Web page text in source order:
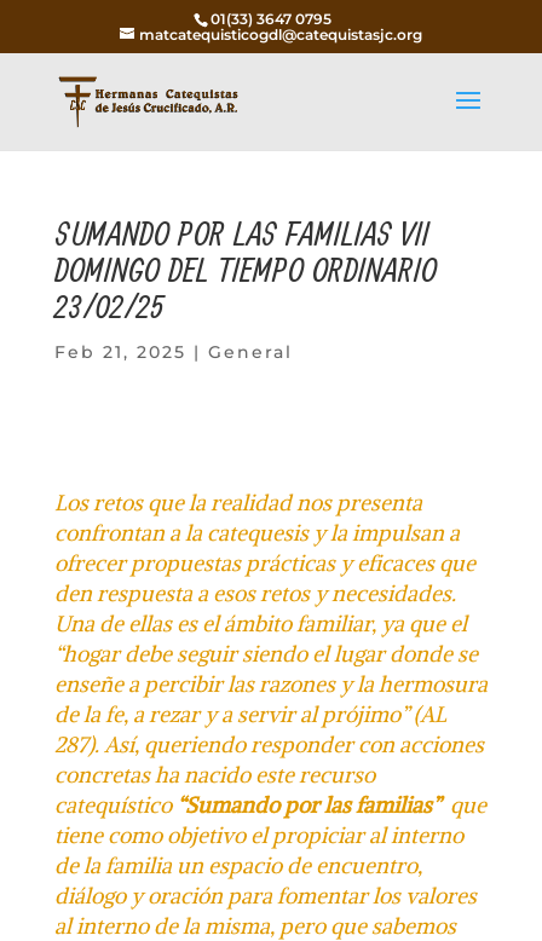
01(33) 3647 0795
matcatequisticogdl@catequistasjc.org
SUMANDO POR LAS FAMILIAS VII
DOMINGO DEL TIEMPO ORDINARIO
23/02/25
Feb 21, 2025 | General
Los retos que la realidad nos presenta
confrontan a la catequesis y la impulsan a
ofrecer propuestas prácticas y eficaces que
den respuesta a esos retos y necesidades.
Una de ellas es el ámbito familiar, ya que el
“hogar debe seguir siendo el lugar donde se
enseñe a percibir las razones y la hermosura
de la fe, a rezar y a servir al prójimo” (AL
287). Así, queriendo responder con acciones
concretas ha nacido este recurso
catequístico “Sumando por las familias” que
tiene como objetivo elpropiciar al interno
de la familia un espacio de encuentro,
diálogo y oración para fomentar los valores
al interno de la misma, pero que sabemos